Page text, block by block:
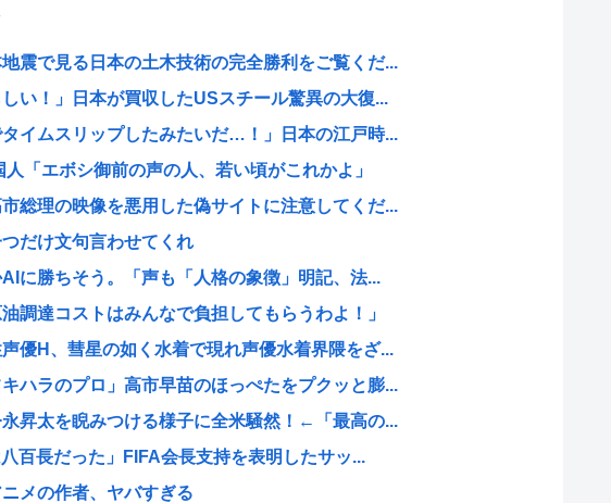
震で見る日本の土木技術の完全勝利をご覧くだ...
い！」日本が買収したUSスチール驚異の大復...
イムスリップしたみたいだ…！」日本の江戸時...
人「エボシ御前の声の人、若い頃がこれかよ」
総理の映像を悪用した偽サイトに注意してくだ...
だけ文句言わせてくれ
に勝ちそう。「声も「人格の象徴」明記、法...
調達コストはみんなで負担してもらうわよ！」
優H、彗星の如く水着で現れ声優水着界隈をざ...
キハラのプロ」高市早苗のほっぺたをプクッと膨...
昇太を睨みつける様子に全米騒然！←「最高の...
百長だった」FIFA会長支持を表明したサッ...
メの作者、ヤバすぎる